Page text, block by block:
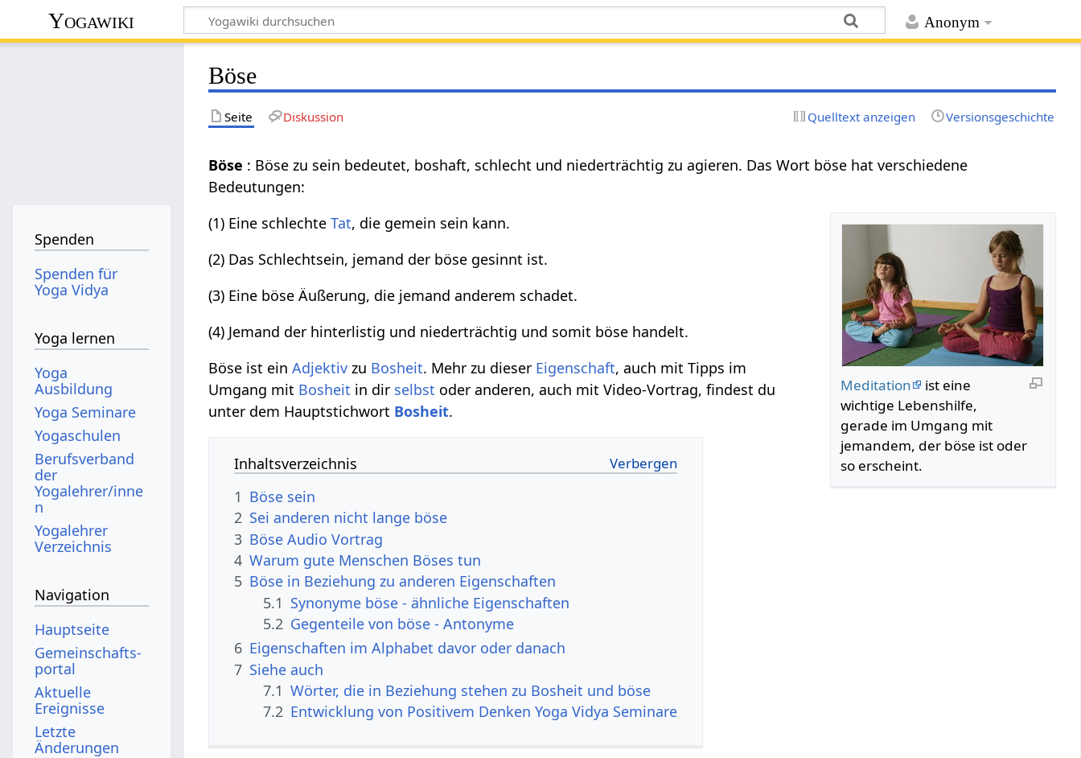
Anonym
Yogawiki
Böse
Seite Diskussion Quelltext anzeigen Versionsgeschichte
Böse : Böse zu sein bedeutet, boshaft, schlecht und niederträchtig zu agieren. Das Wort böse hat verschiedene
Bedeutungen:
Meditation
ist eine
wichtige Lebenshilfe,
gerade im Umgang mit
jemandem, der böse ist oder
so erscheint.
(1) Eine schlechteTat, die gemein sein kann.
(2) Das Schlechtsein, jemand der böse gesinnt ist.
(3) Eine böse Äußerung, die jemand anderem schadet.
(4) Jemand der hinterlistig und niederträchtig und somit böse handelt.
Böse ist einAdjektiv zu Bosheit. Mehr zu dieser Eigenschaft, auch mit Tipps im
Umgang mit Bosheit in dir selbst oder anderen, auch mit Video-Vortrag, findest du
unter dem Hauptstichwort Bosheit.
Inhaltsverzeichnis
1 Böse sein
2 Sei anderen nicht lange böse
3 Böse Audio Vortrag
4 Warum gute Menschen Böses tun
5 Böse in Beziehung zu anderen Eigenschaften
5.1 Synonyme böse - ähnliche Eigenschaften
5.2 Gegenteile von böse - Antonyme
6 Eigenschaften im Alphabet davor oder danach
7 Siehe auch
7.1 Wörter, die in Beziehung stehen zu Bosheit und böse
7.2 Entwicklung von Positivem Denken Yoga Vidya Seminare
Spenden
Spenden für
Yoga Vidya
Yoga lernen
Yoga
Ausbildung
Yoga Seminare
Yogaschulen
Berufsverband
der
Yogalehrer/inne
n
Yogalehrer
Verzeichnis
Navigation
Hauptseite
Gemeinschafts­
portal
Aktuelle
Ereignisse
Letzte
Änderungen